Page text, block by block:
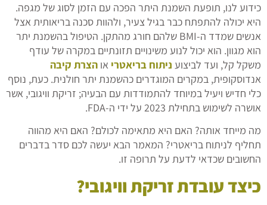
כידוע לנו, תופעת השמנת היתר הפכה עם הזמן לסוג של מגפה.
היא יכולה להתפתח כבר בגיל צעיר, ולהוות סכנה בריאותית אצל
אנשים שמדד ה-BMI שלהם חורג מהתקן. הטיפול בהשמנת יתר
הוא מגוון. הוא יכול לנוע משינויים תזונתיים במקרה של עודף
משקל קל, ועד לביצוע ניתוח בריאטרי או הצרת קיבה
אנדוסקופית, במקרים המוגדרים כהשמנת יתר חולנית. כעת, נוסף
כלי חדיש ויעיל במיוחד להתמודדות עם הבעיה; זריקת וויגובי, אשר
אושרה לשימוש בתחילת 2023 על ידי ה-FDA.
מה מייחד אותה? האם היא מתאימה לכולם? האם היא מהווה
תחליף לניתוח בריאטרי? המאמר הבא יעשה לכם סדר בדברים
החשובים שכדאי לדעת על תרופה זו.
כיצד עובדת זריקת וויגובי?